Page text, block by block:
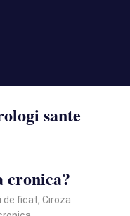
sante
cronica?
de ficat, Ciroza